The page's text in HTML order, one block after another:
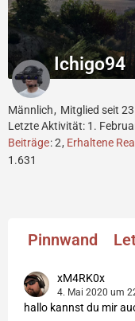
Ichigo94
Männlich
Mitglied seit
Letzte Aktivität: 1.
Beiträge 2 Erhaltene
1.631
Pinnwand
xM4RK0x
4. Mai 2020 um
hallo kannst du mir